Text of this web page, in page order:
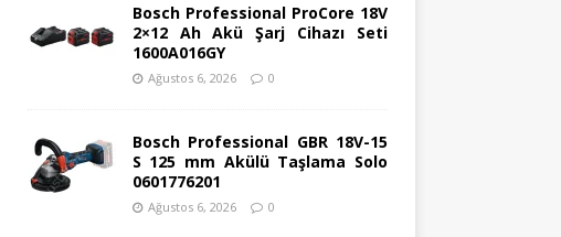
Bosch Professional ProCore 18V
2×12 Ah Akü Şarj Cihazı Seti
1600A016GY
Ağustos 6, 2026 0
Bosch Professional GBR 18V-15
S 125 mm Akülü Taşlama Solo
0601776201
Ağustos 6, 2026 0